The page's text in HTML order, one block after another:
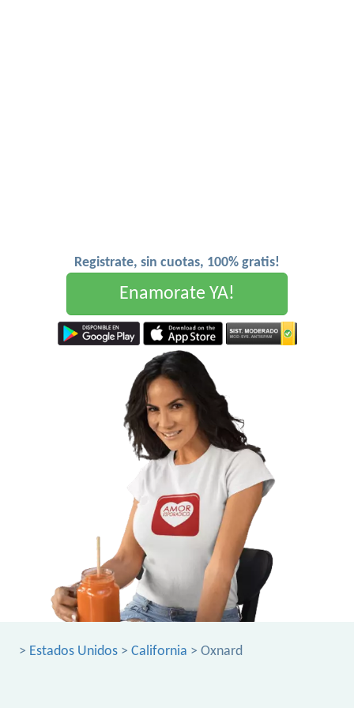
Registrate, sin cuotas, 100% gratis!
Enamorate YA!
> Estados Unidos > California > Oxnard